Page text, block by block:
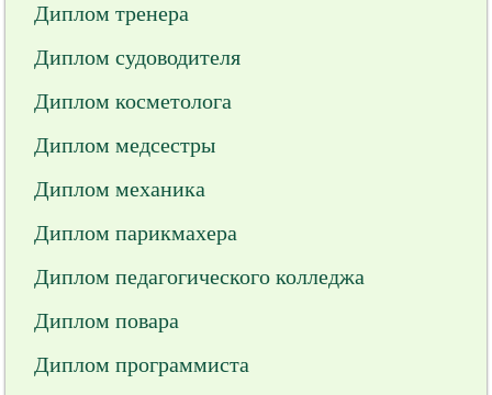
Диплом тренера
Диплом судоводителя
Диплом косметолога
Диплом медсестры
Диплом механика
Диплом парикмахера
Диплом педагогического колледжа
Диплом повара
Диплом программиста